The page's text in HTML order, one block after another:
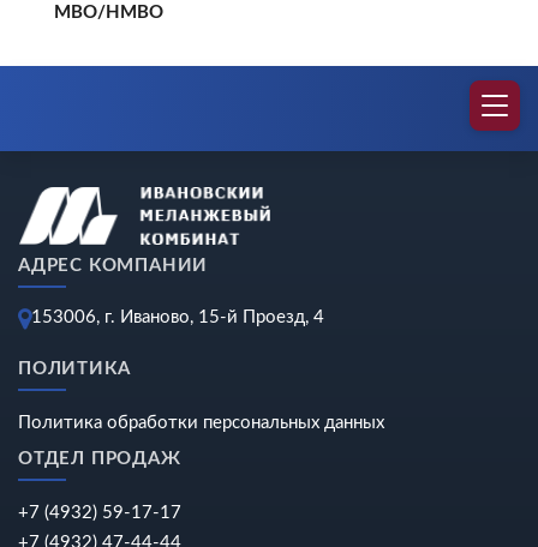
МВО/НМВО
АДРЕС КОМПАНИИ
153006, г. Иваново, 15-й Проезд, 4
ПОЛИТИКА
Политика обработки персональных данных
ОТДЕЛ ПРОДАЖ
+7 (4932) 59-17-17
+7 (4932) 47-44-44